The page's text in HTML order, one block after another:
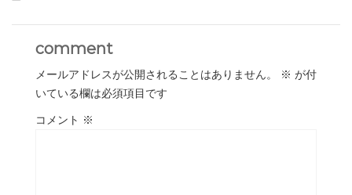
comment
メールアドレスが公開されることはありません。 ※ が付
いている欄は必須項目です
コメント ※